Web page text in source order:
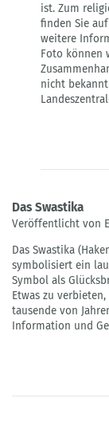
Shirt
-
Bedeutung
von
Dirk
ist. Zum
finden Sie
weitere
Foto können
nicht
Das Swastika
Veröffentlicht von
Das Swastika
symbolisiert ein
Symbol als
Etwas zu
tausende von
Information und